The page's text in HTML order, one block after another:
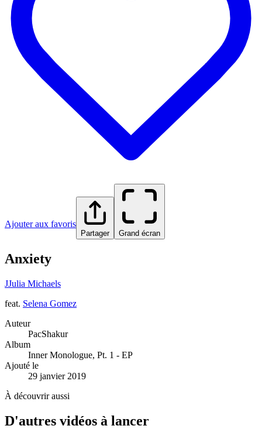
Ajouter aux favoris
Partager Grand écran
Anxiety
JJulia Michaels
feat. Selena Gomez
Auteur
PacShakur
Album
Inner Monologue, Pt. 1 - EP
Ajouté le
29 janvier 2019
À découvrir aussi
D'autres vidéos à lancer